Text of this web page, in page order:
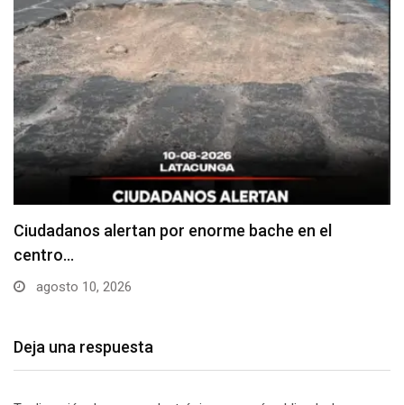
Denuncian falta de señalización en zonas de
estacionamiento…
agosto 10, 2026
Deja una respuesta